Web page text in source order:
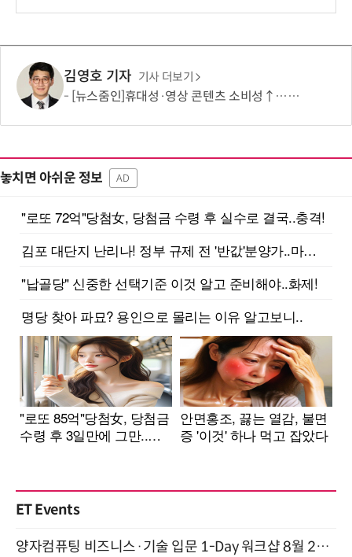
김영호 기자 기사 더보기
[뉴스줌인]휴대성·영상 콘텐츠 소비성↑…폴더블폰 대중화 '성큼'
놓치면 아쉬운 정보 AD
ET Events
양자컴퓨팅 비즈니스·기술 입문 1-Day 워크샵 8월 28일 개최